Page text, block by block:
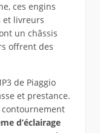
ces engins
et livreurs
un châssis
offrent des
de Piaggio
et prestance.
d’éclairage